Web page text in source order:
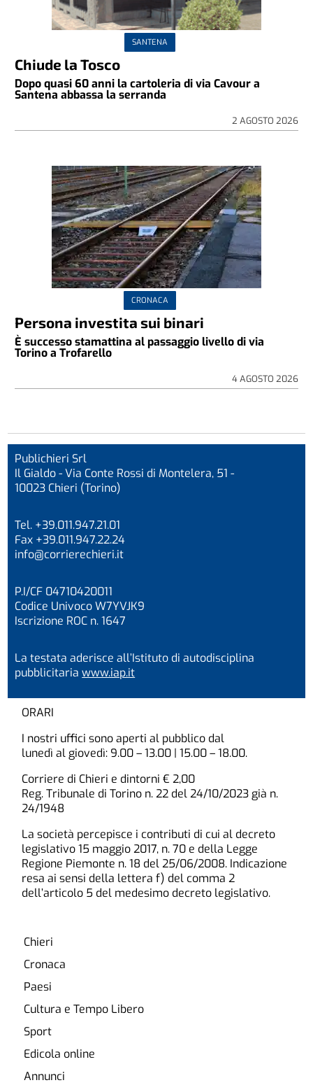
SANTENA
Chiude la Tosco
Dopo quasi 60 anni la cartoleria di via Cavour a
Santena abbassa la serranda
2 AGOSTO 2026
CRONACA
Persona investita sui binari
È successo stamattina al passaggio livello di via
Torino a Trofarello
4 AGOSTO 2026
Publichieri Srl
Il Gialdo - Via Conte Rossi di Montelera, 51 -
10023 Chieri (Torino)
Tel. +39.011.947.21.01
Fax +39.011.947.22.24
info@corrierechieri.it
P.I/CF 04710420011
Codice Univoco W7YVJK9
Iscrizione ROC n. 1647
La testata aderisce all’Istituto di autodisciplina
pubblicitariawww.iap.it
ORARI
I nostri uffici sono aperti al pubblico dal
lunedì al giovedì: 9.00 – 13.00 | 15.00 – 18.00.
Corriere di Chieri e dintorni € 2,00
Reg. Tribunale di Torino n. 22 del 24/10/2023 già n.
24/1948
La società percepisce i contributi di cui al decreto
legislativo 15 maggio 2017, n. 70 e della Legge
Regione Piemonte n. 18 del 25/06/2008. Indicazione
resa ai sensi della lettera f) del comma 2
dell’articolo 5 del medesimo decreto legislativo.
Chieri
Cronaca
Paesi
Cultura e Tempo Libero
Sport
Edicola online
Annunci